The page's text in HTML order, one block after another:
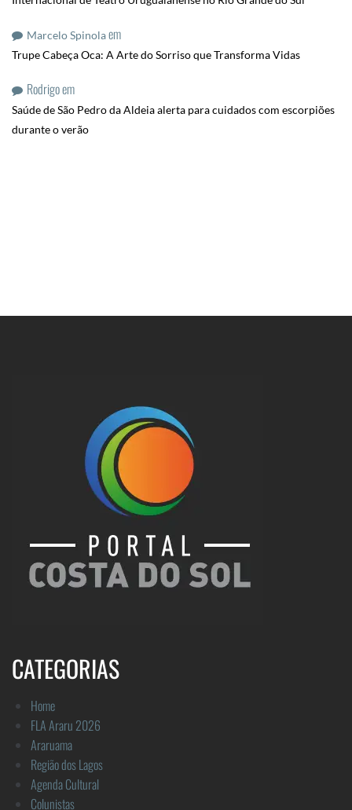
Marcelo Spinolaem
Trupe Cabeça Oca: A Arte do Sorriso que Transforma Vidas
Rodrigoem
Saúde de São Pedro da Aldeia alerta para cuidados com escorpiões
durante o verão
CATEGORIAS
Home
FLA Araru 2026
Araruama
Região dos Lagos
Agenda Cultural
Colunistas